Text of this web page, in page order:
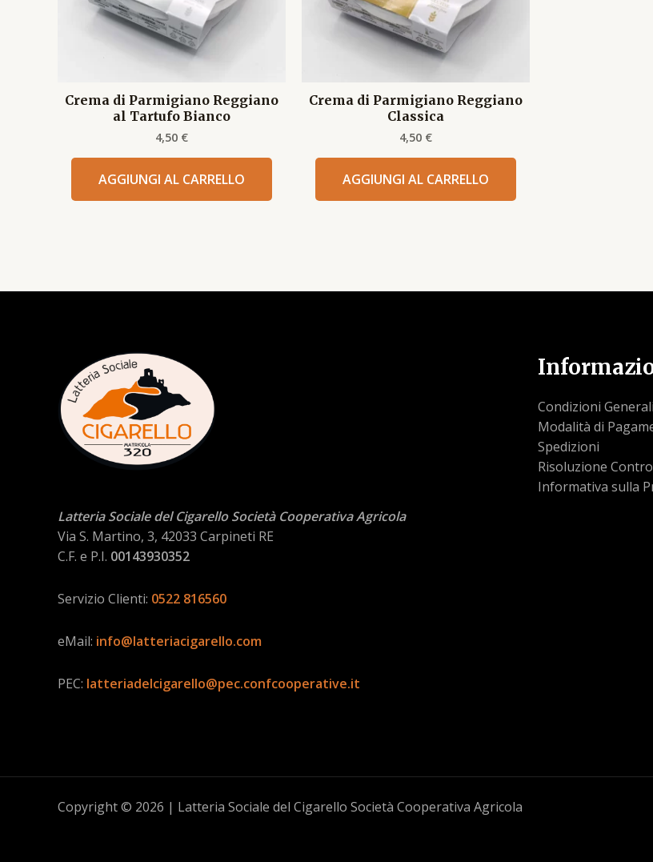
Crema di Parmigiano Reggiano
al Tartufo Bianco
4,50 €
AGGIUNGI AL CARRELLO
Crema di Parmigiano Reggiano
Classica
4,50 €
AGGIUNGI AL CARRELLO
Latteria Sociale del Cigarello Società Cooperativa Agricola
Via S. Martino, 3, 42033 Carpineti RE
C.F. e P.I. 00143930352
Servizio Clienti: 0522 816560
eMail: info@latteriacigarello.com
PEC: latteriadelcigarello@pec.confcooperative.it
Condizioni
Modalità di
Spedizioni
Risoluzione
Informativa sulla
Copyright © 2026 | Latteria Sociale del Cigarello Società Cooperativa Agricola